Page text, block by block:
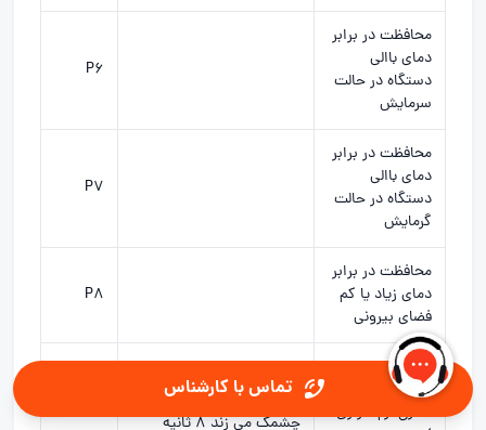
محافظت در برابر
دمای باالی
دستگاه در حالت
سرمایش
P6
محافظت در برابر
دمای باالی
دستگاه در حالت
گرمایش
P7
محافظت در برابر
دمای زیاد یا کم
فضای بیرونی
P8
محافظت از
چرخش موتور (
کنترل نرم افزاری
چراغ روشن چشمک می زند
– تایمر 9 بار
چشمک می زند 8 ثانیه
تماس با کارشناس